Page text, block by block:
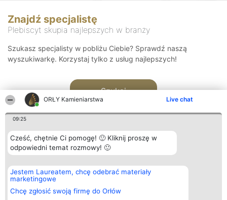
ORŁY Kamieniarstwa Live chat
09:25
Cześć, chętnie Ci pomogę! 🙂 Kliknij proszę w
odpowiedni temat rozmowy! 🙂
Jestem Laureatem, chcę odebrać materiały
marketingowe
Chcę zgłosić swoją firmę do Orłów
Znajdź specjalistę
Plebiscyt skupia najlepszych w branży
Szukasz specjalisty w pobliżu Ciebie? Sprawdź naszą
wyszukiwarkę. Korzystaj tylko z usług najlepszych!
Szukaj
Organizator plebiscytu
Bright Side Solutions sp. z o.
o. sp. k.
ul. Ruska 22
Wrocław 50-079
Plebiscyt
Laureaci
wszystkich
Laureatów
Kontakt
Kontakt